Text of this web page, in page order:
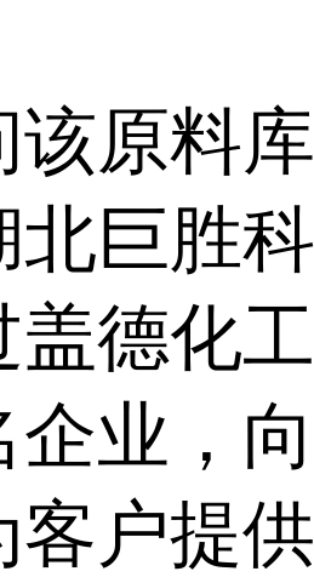
该原料库
北巨胜科
德化工
业，向
客户提供